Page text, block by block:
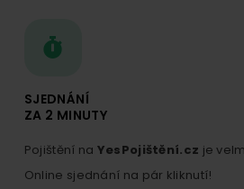
SJEDNÁNÍ
ZA 2 MINUTY
Pojištění na YesPojištění.cz je
Online sjednání na pár kliknutí!